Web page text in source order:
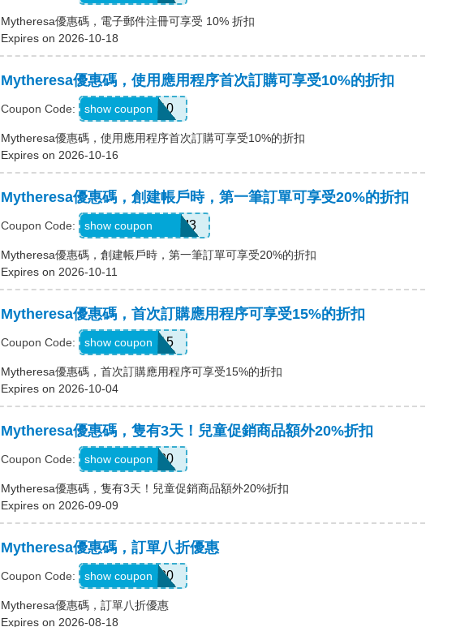
Mytheresa優惠碼，電子郵件注冊可享受 10% 折扣
Expires on 2026-10-18
Mytheresa優惠碼，使用應用程序首次訂購可享受10%的折扣
Coupon Code: APP10
show coupon
Mytheresa優惠碼，使用應用程序首次訂購可享受10%的折扣
Expires on 2026-10-16
Mytheresa優惠碼，創建帳戶時，第一筆訂單可享受20%的折扣
Coupon Code: REFU4YP-NMM3
show coupon
Mytheresa優惠碼，創建帳戶時，第一筆訂單可享受20%的折扣
Expires on 2026-10-11
Mytheresa優惠碼，首次訂購應用程序可享受15%的折扣
Coupon Code: APP15
show coupon
Mytheresa優惠碼，首次訂購應用程序可享受15%的折扣
Expires on 2026-10-04
Mytheresa優惠碼，隻有3天！兒童促銷商品額外20%折扣
Coupon Code: KIDS20
show coupon
Mytheresa優惠碼，隻有3天！兒童促銷商品額外20%折扣
Expires on 2026-09-09
Mytheresa優惠碼，訂單八折優惠
Coupon Code: myt20
show coupon
Mytheresa優惠碼，訂單八折優惠
Expires on 2026-08-18